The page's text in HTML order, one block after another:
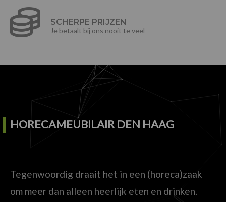
SCHERPE PRIJZEN
Je betaalt bij ons nooit te veel
HORECAMEUBILAIR DEN HAAG
Tegenwoordig draait het in een (horeca)zaak
om meer dan alleen heerlijk eten en drinken.